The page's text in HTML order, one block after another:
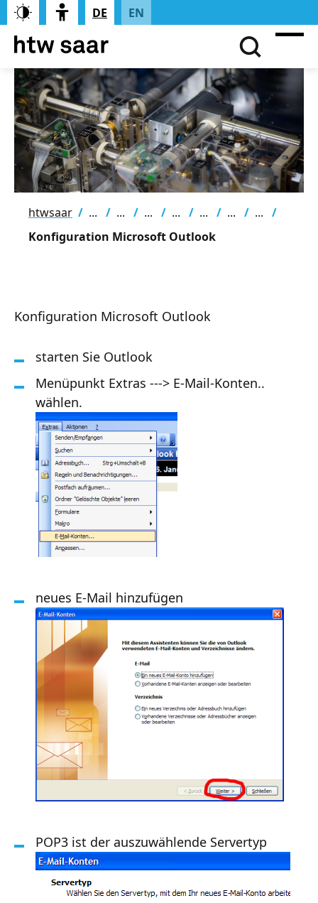
DE EN
htwsaar
Konfiguration Microsoft Outlook
Konfiguration Microsoft Outlook
starten Sie Outlook
Menüpunkt Extras ---> E-Mail-Konten..
wählen.
neues E-Mail hinzufügen
POP3 ist der auszuwählende Servertyp